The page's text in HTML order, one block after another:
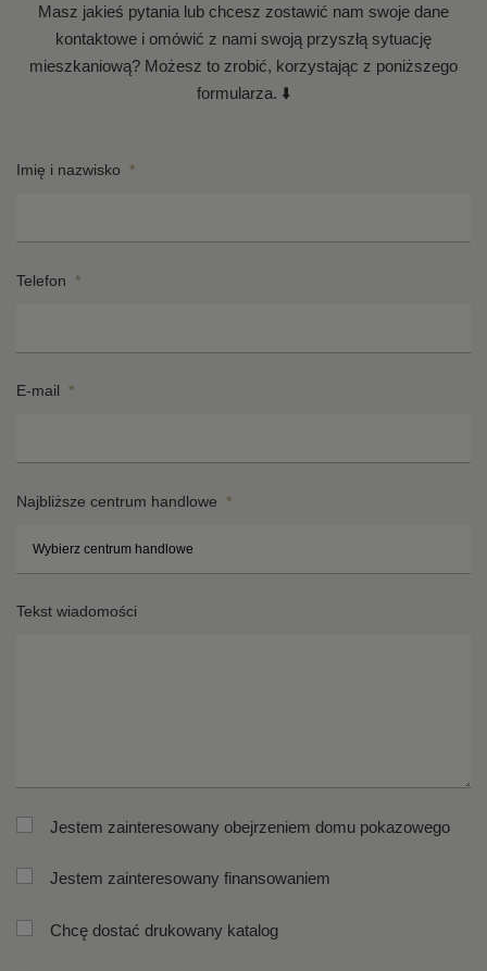
Masz jakieś pytania lub chcesz zostawić nam swoje dane
kontaktowe i omówić z nami swoją przyszłą sytuację
mieszkaniową? Możesz to zrobić, korzystając z poniższego
formularza. ⬇️
Imię i nazwisko *
Telefon *
E-mail *
Najbliższe centrum handlowe *
Tekst wiadomości
Jestem zainteresowany obejrzeniem domu pokazowego
Jestem zainteresowany finansowaniem
Chcę dostać drukowany katalog